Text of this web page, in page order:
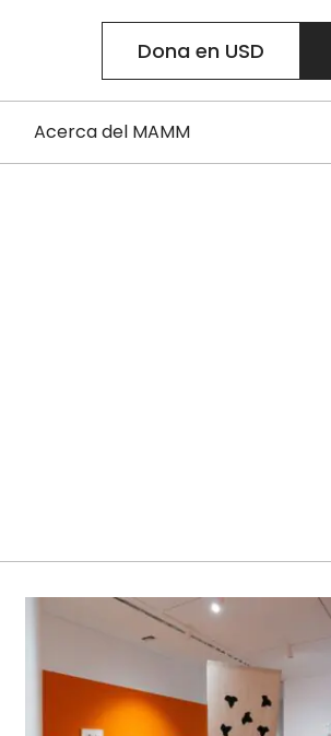
Dona en USD
Acerca del MAMM